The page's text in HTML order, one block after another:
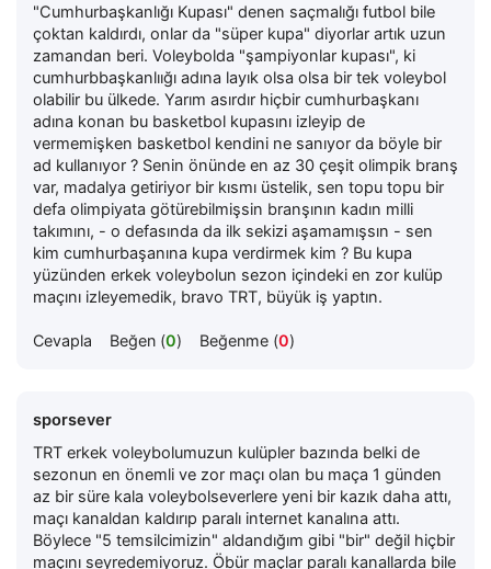
"Cumhurbaşkanlığı Kupası" denen saçmalığı futbol bile
çoktan kaldırdı, onlar da "süper kupa" diyorlar artık uzun
zamandan beri. Voleybolda "şampiyonlar kupası", ki
cumhurbbaşkanlıığı adına layık olsa olsa bir tek voleybol
olabilir bu ülkede. Yarım asırdır hiçbir cumhurbaşkanı
adına konan bu basketbol kupasını izleyip de
vermemişken basketbol kendini ne sanıyor da böyle bir
ad kullanıyor ? Senin önünde en az 30 çeşit olimpik branş
var, madalya getiriyor bir kısmı üstelik, sen topu topu bir
defa olimpiyata götürebilmişsin branşının kadın milli
takımını, - o defasında da ilk sekizi aşamamışsın - sen
kim cumhurbaşanına kupa verdirmek kim ? Bu kupa
yüzünden erkek voleybolun sezon içindeki en zor kulüp
maçını izleyemedik, bravo TRT, büyük iş yaptın.
Cevapla Beğen (0) Beğenme (0)
sporsever
TRT erkek voleybolumuzun kulüpler bazında belki de
sezonun en önemli ve zor maçı olan bu maça 1 günden
az bir süre kala voleybolseverlere yeni bir kazık daha attı,
maçı kanaldan kaldırıp paralı internet kanalına attı.
Böylece "5 temsilcimizin" aldandığım gibi "bir" değil hiçbir
maçını seyredemiyoruz. Öbür maçlar paralı kanallarda bile